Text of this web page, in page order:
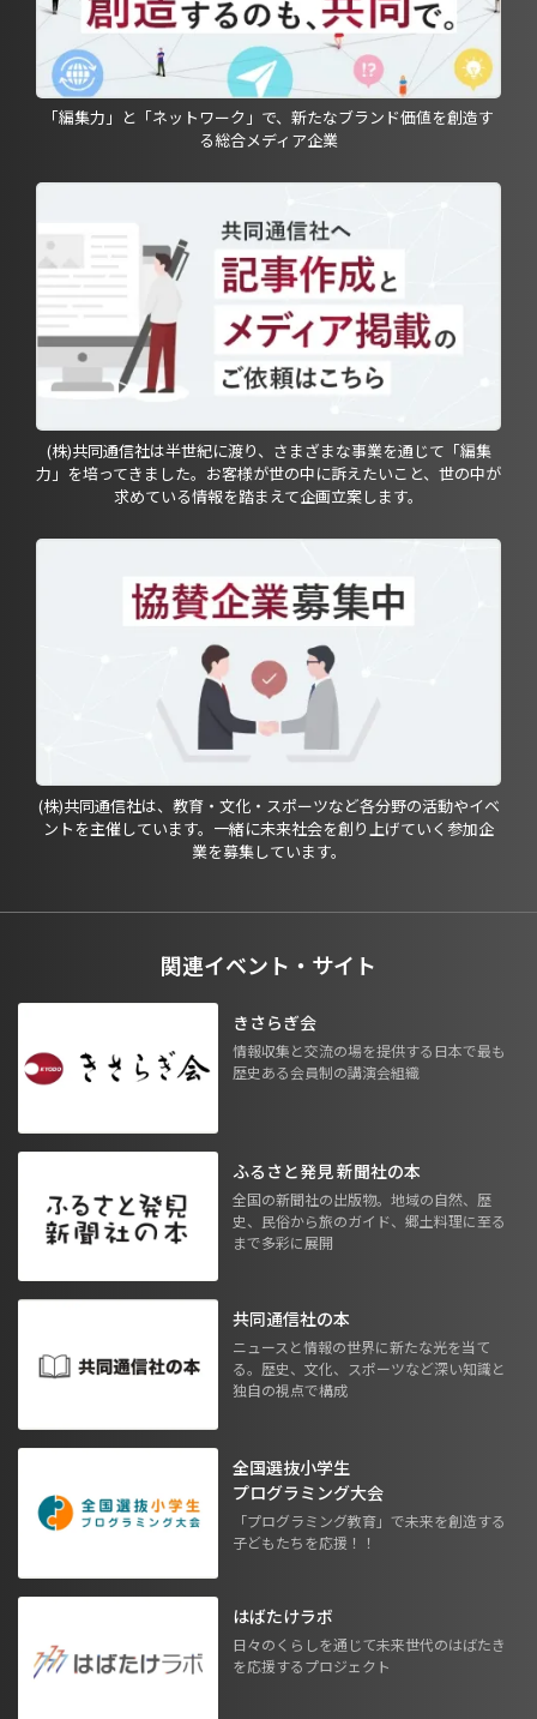
「編集力」と「ネットワーク」で、新たなブランド価値を創造す
る総合メディア企業
(株)共同通信社は半世紀に渡り、さまざまな事業を通じて「編集
力」を培ってきました。お客様が世の中に訴えたいこと、世の中が
求めている情報を踏まえて企画立案します。
(株)共同通信社は、教育・文化・スポーツなど各分野の活動やイベ
ントを主催しています。一緒に未来社会を創り上げていく参加企
業を募集しています。
関連イベント・サイト
きさらぎ会
情報収集と交流の場を提供する日本で最も
歴史ある会員制の講演会組織
ふるさと発見 新聞社の本
全国の新聞社の出版物。地域の自然、歴
史、民俗から旅のガイド、郷土料理に至る
まで多彩に展開
共同通信社の本
ニュースと情報の世界に新たな光を当て
る。歴史、文化、スポーツなど深い知識と
独自の視点で構成
全国選抜小学生
プログラミング大会
「プログラミング教育」で未来を創造する
子どもたちを応援！！
はばたけラボ
日々のくらしを通じて未来世代のはばたき
を応援するプロジェクト